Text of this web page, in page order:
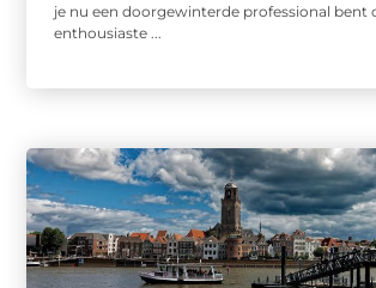
je nu een doorgewinterde professional bent
enthousiaste ...